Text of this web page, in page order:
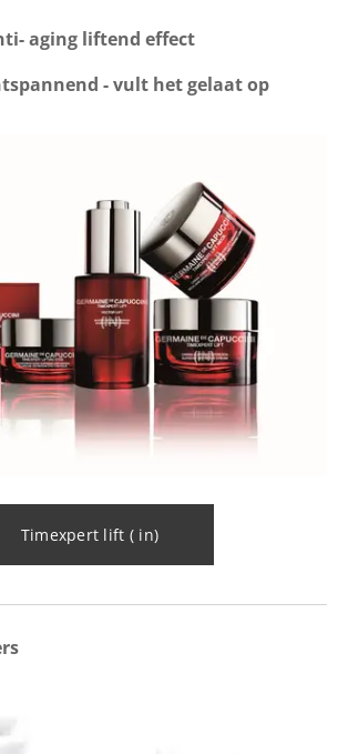
aging liftend effect
- vult het gelaat op
Timexpert lift ( in)